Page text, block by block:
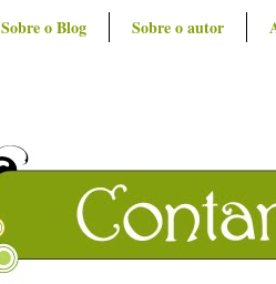
Sobre o Blog Sobre o autor